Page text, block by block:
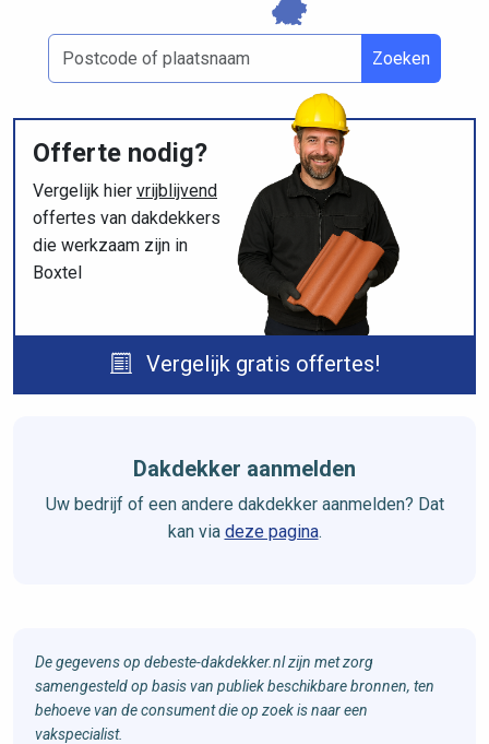
Zoeken
Offerte nodig?
Vergelijk hier vrijblijvend
offertes van dakdekkers
die werkzaam zijn in
Boxtel
Vergelijk gratis offertes!
Dakdekker aanmelden
Uw bedrijf of een andere dakdekker aanmelden? Dat
kan via deze pagina.
De gegevens op debeste-dakdekker.nl zijn met zorg
samengesteld op basis van publiek beschikbare bronnen, ten
behoeve van de consument die op zoek is naar een
vakspecialist.